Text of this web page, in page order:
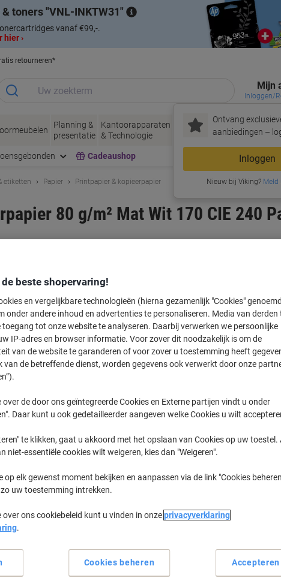
& toners VNL-INKTW31
vanaf €99,-.
hier ›
retourneren*
Mijn
Inloggen/
Ontvang
aanbiedingen –
Inloggen
Nieuw bij Viking?Meld
Planning &
presentatie
Kantoorapparaten
& Technologie
Inkt &
Toner
Papier, Enveloppen
& Verpakken
Cadeaushop
etiketten Papier Printpapier & kopieerpapier
80 g/m² Mat Wit 170 CIE 240
€ 1.269,60
€ 1.536,22 Incl. btw
Momenteel op voorraad Levertijd 2-3
In
Bezorginformatie
Belangrijkste specificaties
Heldere en scherpe kleuren
Gewicht van 80 g/m² voor premium
Probleemloze prestaties in inkjet- en
Lees meer
beste shopervaring!
en vergelijkbare technologieën (hierna gezamenlijk "Cookies"
onder andere inhoud en advertenties te personaliseren. Media van derden
toegang tot onze website te analyseren. Daarbij verwerken we persoonlijke
IP-adres en browser informatie. Voor zover dit noodzakelijk is om de
van de website te garanderen of voor zover u toestemming heeft
van de betreffende dienst, worden gegevens ook verwerkt door onze
de door ons geïntegreerde Cookies en Externe partijen vindt u onder
Daar kunt u ook gedetailleerder aangeven welke Cookies u wilt
te klikken, gaat u akkoord met het opslaan van Cookies op uw toestel.
niet-essentiële cookies wilt weigeren, kies dan "Weigeren".
op elk gewenst moment bekijken en aanpassen via de link "Cookies
uw toestemming intrekken.
ons cookiebeleid kunt u vinden in onzeprivacyverklaring
.
Cookies beheren Accepteren